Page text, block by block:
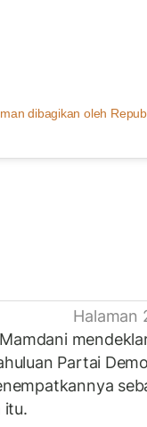
dibagikan oleh
Halaman
Partai
itu.